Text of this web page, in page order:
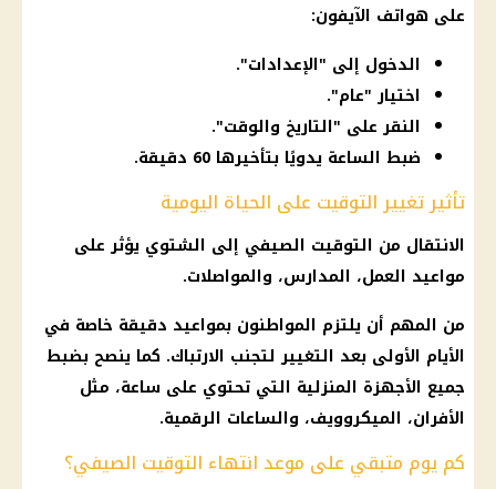
على هواتف الآيفون:
الدخول إلى "الإعدادات".
اختيار "عام".
النقر على "التاريخ والوقت".
ضبط الساعة يدويًا بتأخيرها 60 دقيقة.
تأثير تغيير التوقيت على الحياة اليومية
الانتقال من التوقيت الصيفي إلى الشتوي يؤثر على
مواعيد العمل، المدارس، والمواصلات.
من المهم أن يلتزم المواطنون بمواعيد دقيقة خاصة في
الأيام الأولى بعد التغيير لتجنب الارتباك. كما ينصح بضبط
جميع الأجهزة المنزلية التي تحتوي على ساعة، مثل
الأفران، الميكروويف، والساعات الرقمية.
كم يوم متبقي على موعد انتهاء التوقيت الصيفي؟